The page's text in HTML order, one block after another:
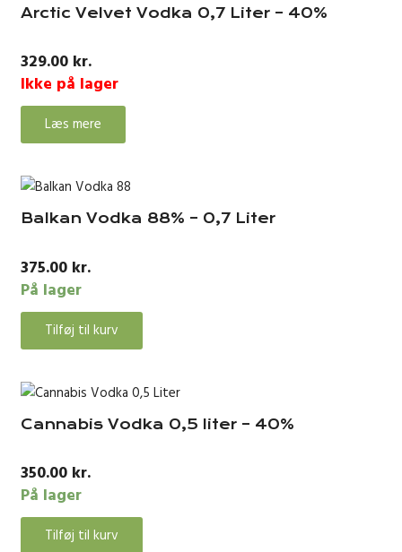
Arctic Velvet Vodka 0,7 Liter – 40%
329.00 kr.
Ikke på lager
Læs mere
Balkan Vodka 88% – 0,7 Liter
375.00 kr.
På lager
Tilføj til kurv
Cannabis Vodka 0,5 liter – 40%
350.00 kr.
På lager
Tilføj til kurv